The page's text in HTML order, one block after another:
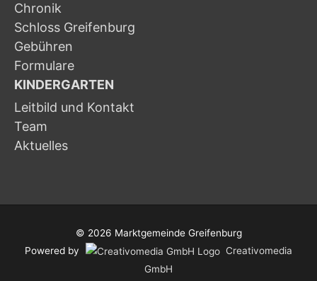
Chronik
Schloss Greifenburg
Gebühren
Formulare
KINDERGARTEN
Leitbild und Kontakt
Team
Aktuelles
© 2026 Marktgemeinde Greifenburg
Powered by
Creativomedia
GmbH